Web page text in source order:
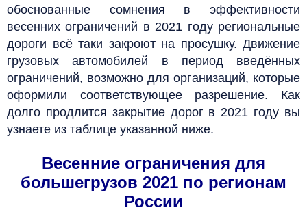
обоснованные сомнения в эффективности
весенних ограничений в 2021 году региональные
дороги всё таки закроют на просушку. Движение
грузовых автомобилей в период введённых
ограничений, возможно для организаций, которые
оформили соответствующееразрешение. Как
долго продлится закрытие дорог в 2021 году вы
узнаете из таблице указанной ниже.
Весенние ограничения для
большегрузов 2021 по регионам
России